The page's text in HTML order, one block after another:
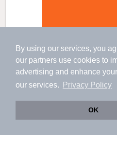
By using our services, you
our partners use cookies to
advertising and enhance
our services.
Privacy Policy
OK
アプリに切り替えて、サク
会員登録なしですぐ使える。
柳原駅より徒歩26分 築2年6ヶ月 2階建
柳原駅 歩 26分
北上駅 歩48分
2階建 / 2年6ヶ月 /